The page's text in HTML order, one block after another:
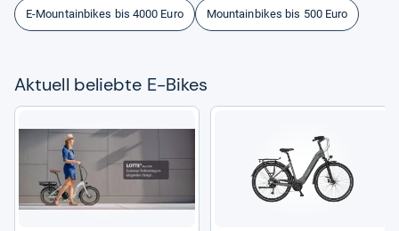
E-Mountainbikes bis 4000 Euro Mountainbikes bis 500 Euro
Aktu­ell beliebte E-​Bikes